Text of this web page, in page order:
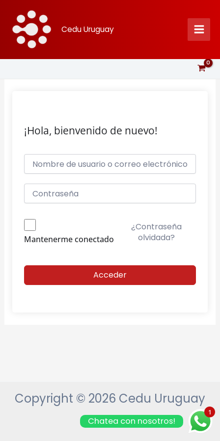
contenido
Cedu Uruguay
¡Hola, bienvenido de nuevo!
Mantenerme conectado
¿Contraseña
olvidada?
Acceder
Copyright © 2026 Cedu Uruguay
1
Chatea con nosotros!